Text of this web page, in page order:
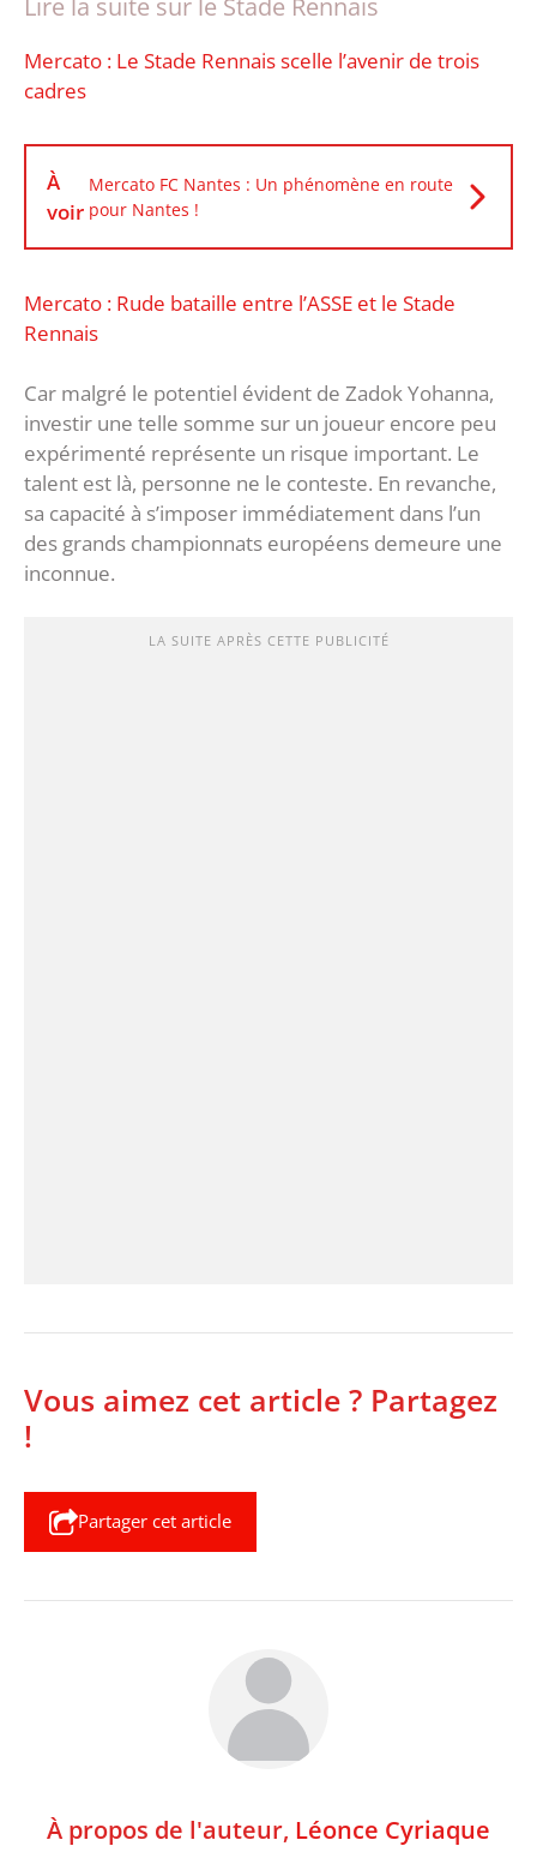
Mercato : Le Stade Rennais scelle l’avenir de trois
cadres
À
voir
Mercato FC Nantes : Un phénomène en route
pour Nantes !
Mercato : Rude bataille entre l’ASSE et le Stade
Rennais
Car malgré le potentiel évident de Zadok Yohanna,
investir une telle somme sur un joueur encore peu
expérimenté représente un risque important. Le
talent est là, personne ne le conteste. En revanche,
sa capacité à s’imposer immédiatement dans l’un
des grands championnats européens demeure une
inconnue.
LA SUITE APRÈS CETTE PUBLICITÉ
Vous aimez cet article ? Partagez
!
Partager cet article
À propos de l'auteur, Léonce Cyriaque